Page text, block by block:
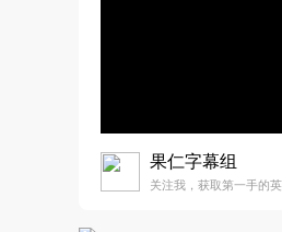
果仁字幕组
关注我，获取第一手的